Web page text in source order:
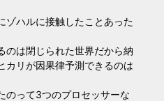
ゾハルに接触したことあった
のは閉じられた世界だから納
カリが因果律予測できるのは
のって3つのプロセッサーな